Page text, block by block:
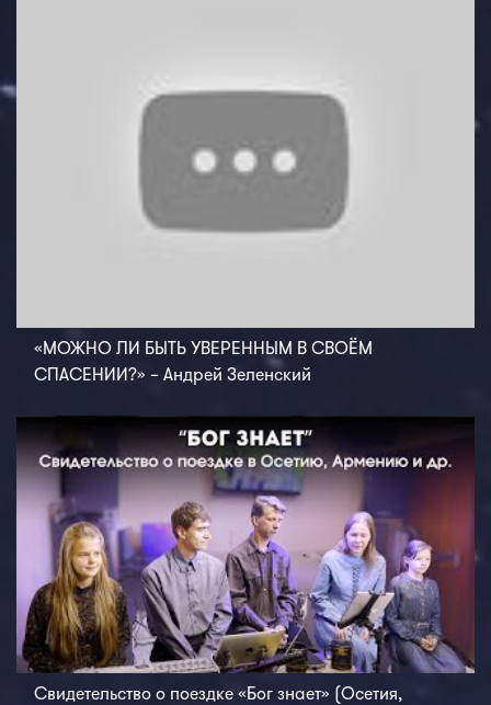
«МОЖНО ЛИ БЫТЬ УВЕРЕННЫМ В СВОЁМ
СПАСЕНИИ?» – Андрей Зеленский
Свидетельство о поездке «Бог знает» (Осетия,